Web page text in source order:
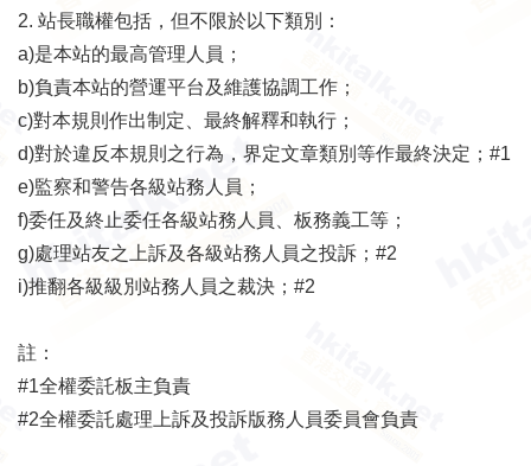
2. 站長職權包括，但不限於以下類別：
a)是本站的最高管理人員；
b)負責本站的營運平台及維護協調工作；
c)對本規則作出制定、最終解釋和執行；
d)對於違反本規則之行為，界定文章類別等作最終決定；#1
e)監察和警告各級站務人員；
f)委任及終止委任各級站務人員、板務義工等；
g)處理站友之上訴及各級站務人員之投訴；#2
i)推翻各級級別站務人員之裁決；#2
註：
#1全權委託板主負責
#2全權委託處理上訴及投訴版務人員委員會負責